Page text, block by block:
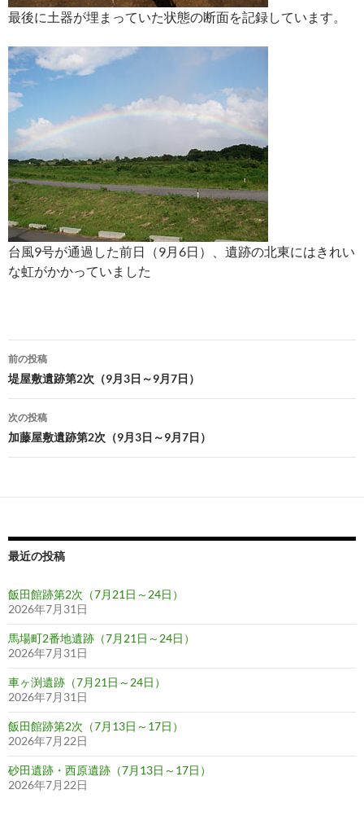
最後に土器が埋まっていた状態の断面を記録しています。
台風9号が通過した前日（9月6日）、遺跡の北東にはきれい
な虹がかかっていました
投
稿
ナ
ビ
ゲ
ー
ョ
前の投稿
堤屋敷遺跡第2次（9月3日～9月7日）
次の投稿
加藤屋敷遺跡第2次（9月3日～9月7日）
最近の投稿
飯田館跡第2次（7月21日～24日）
2026年7月31日
馬場町2番地遺跡（7月21日～24日）
2026年7月31日
車ヶ渕遺跡（7月21日～24日）
2026年7月31日
飯田館跡第2次（7月13日～17日）
2026年7月22日
砂田遺跡・西原遺跡（7月13日～17日）
2026年7月22日